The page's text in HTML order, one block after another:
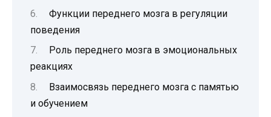
Функции переднего мозга в регуляции
поведения
Роль переднего мозга в эмоциональных
реакциях
Взаимосвязь переднего мозга с памятью
и обучением